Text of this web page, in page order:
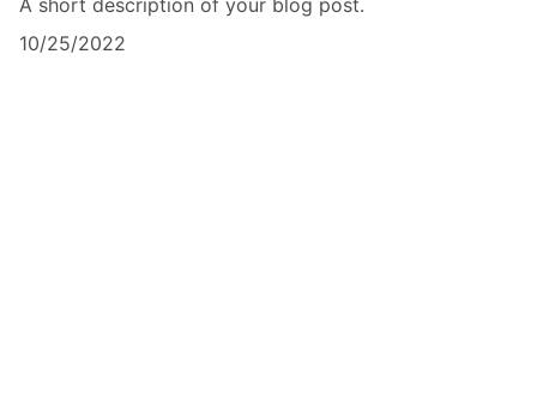
A short description of your blog post.
10/25/2022